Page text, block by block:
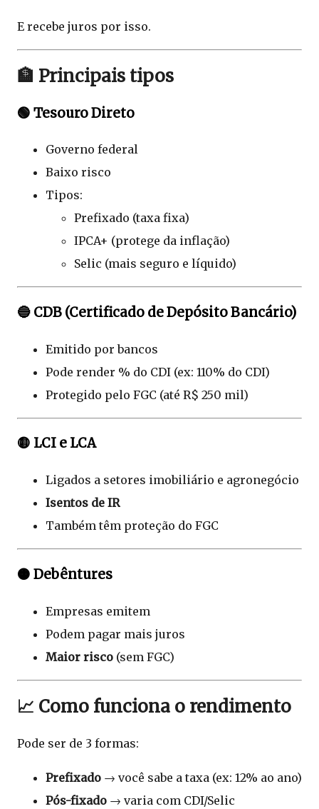
E recebe juros por isso.
🏦 Principais tipos
🟢 Tesouro Direto
Governo federal
Baixo risco
Tipos:
Prefixado (taxa fixa)
IPCA+ (protege da inflação)
Selic (mais seguro e líquido)
🔵 CDB (Certificado de Depósito Bancário)
Emitido por bancos
Pode render % do CDI (ex: 110% do CDI)
Protegido pelo FGC (até R$ 250 mil)
🟡 LCI e LCA
Ligados a setores imobiliário e agronegócio
Isentos de IR
Também têm proteção do FGC
🟠 Debêntures
Empresas emitem
Podem pagar mais juros
Maior risco (sem FGC)
📈 Como funciona o rendimento
Pode ser de 3 formas:
Prefixado → você sabe a taxa (ex: 12% ao ano)
Pós-fixado → varia com CDI/Selic